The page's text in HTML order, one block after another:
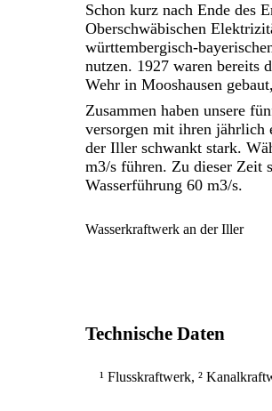
Schon kurz nach Ende des
Oberschwäbischen
württembergisch-
nutzen. 1927 waren bereits
Wehr in Mooshausen
Zusammen haben unsere
versorgen mit ihren jährlich
der Iller schwankt stark.
m3/s führen. Zu dieser Zeit
Wasserführung 60 m3/s.
Wasserkraftwerk an der Iller
Technische Daten
¹ Flusskraftwerk, ²